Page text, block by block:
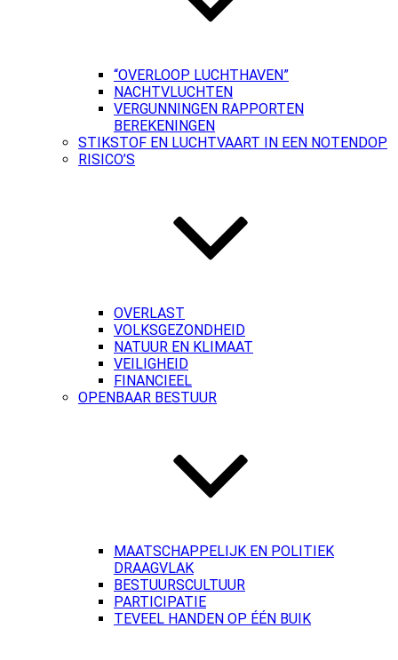
“OVERLOOP LUCHTHAVEN”
NACHTVLUCHTEN
VERGUNNINGEN RAPPORTEN
BEREKENINGEN
STIKSTOF EN LUCHTVAART IN EEN NOTENDOP
RISICO’S
OVERLAST
VOLKSGEZONDHEID
NATUUR EN KLIMAAT
VEILIGHEID
FINANCIEEL
OPENBAAR BESTUUR
MAATSCHAPPELIJK EN POLITIEK
DRAAGVLAK
BESTUURSCULTUUR
PARTICIPATIE
TEVEEL HANDEN OP ÉÉN BUIK